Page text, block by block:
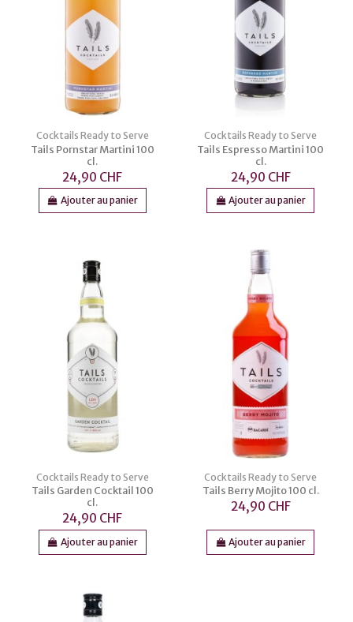
Cocktails Ready to Serve
Tails Pornstar Martini 100
cl.
24,90 CHF
Ajouter au panier
Cocktails Ready to Serve
Tails Espresso Martini 100
cl.
24,90 CHF
Ajouter au panier
Cocktails Ready to Serve
Tails Garden Cocktail 100
cl.
24,90 CHF
Ajouter au panier
Cocktails Ready to Serve
Tails Berry Mojito 100 cl.
24,90 CHF
Ajouter au panier